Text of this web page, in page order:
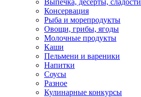
Консервация
Рыба и морепродукты
Овощи, грибы, ягоды
Молочные продукты
Каши
Пельмени и вареники
Напитки
Соусы
Разное
Кулинарные конкурсы